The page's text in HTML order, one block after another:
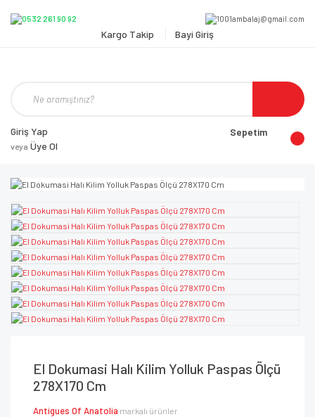
Kargo Takip Bayi Giriş
Giriş Yap
veya Üye Ol
Sepetim
El Dokumasi Halı Kilim Yolluk Paspas Ölçü
278X170 Cm
Antigues Of Anatolia markalı ürünler